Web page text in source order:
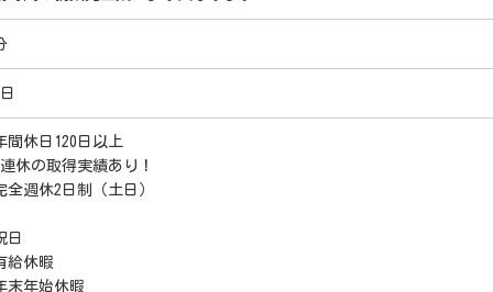
休日120日以上
休の取得実績あり！
週休2日制（土日）
給休暇
年始休暇